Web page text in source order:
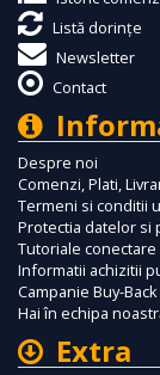
Listă dorințe
Newsletter
Contact
Despre noi
Comenzi, Plati,
Termeni si conditii
Protectia datelor si
Tutoriale conectare
Informatii achizitii
Campanie Buy-Back
Hai în echipa
Extra